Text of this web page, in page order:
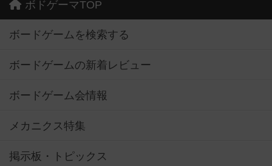
ボドゲーマTOP
ボードゲームを検索する
ボードゲームの新着レビュー
ボードゲーム会情報
メカニクス特集
掲示板・トピックス